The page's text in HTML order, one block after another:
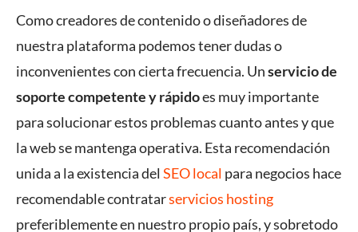
Como creadores de contenido o diseñadores de
nuestra plataforma podemos tener dudas o
inconvenientes con cierta frecuencia. Unservicio de
soporte competente y rápidoes muy importante
para solucionar estos problemas cuanto antes y que
la web se mantenga operativa. Esta recomendación
unida a la existencia del SEO local para negocios hace
recomendable contratarservicios hosting
preferiblemente en nuestro propio país, y sobretodo